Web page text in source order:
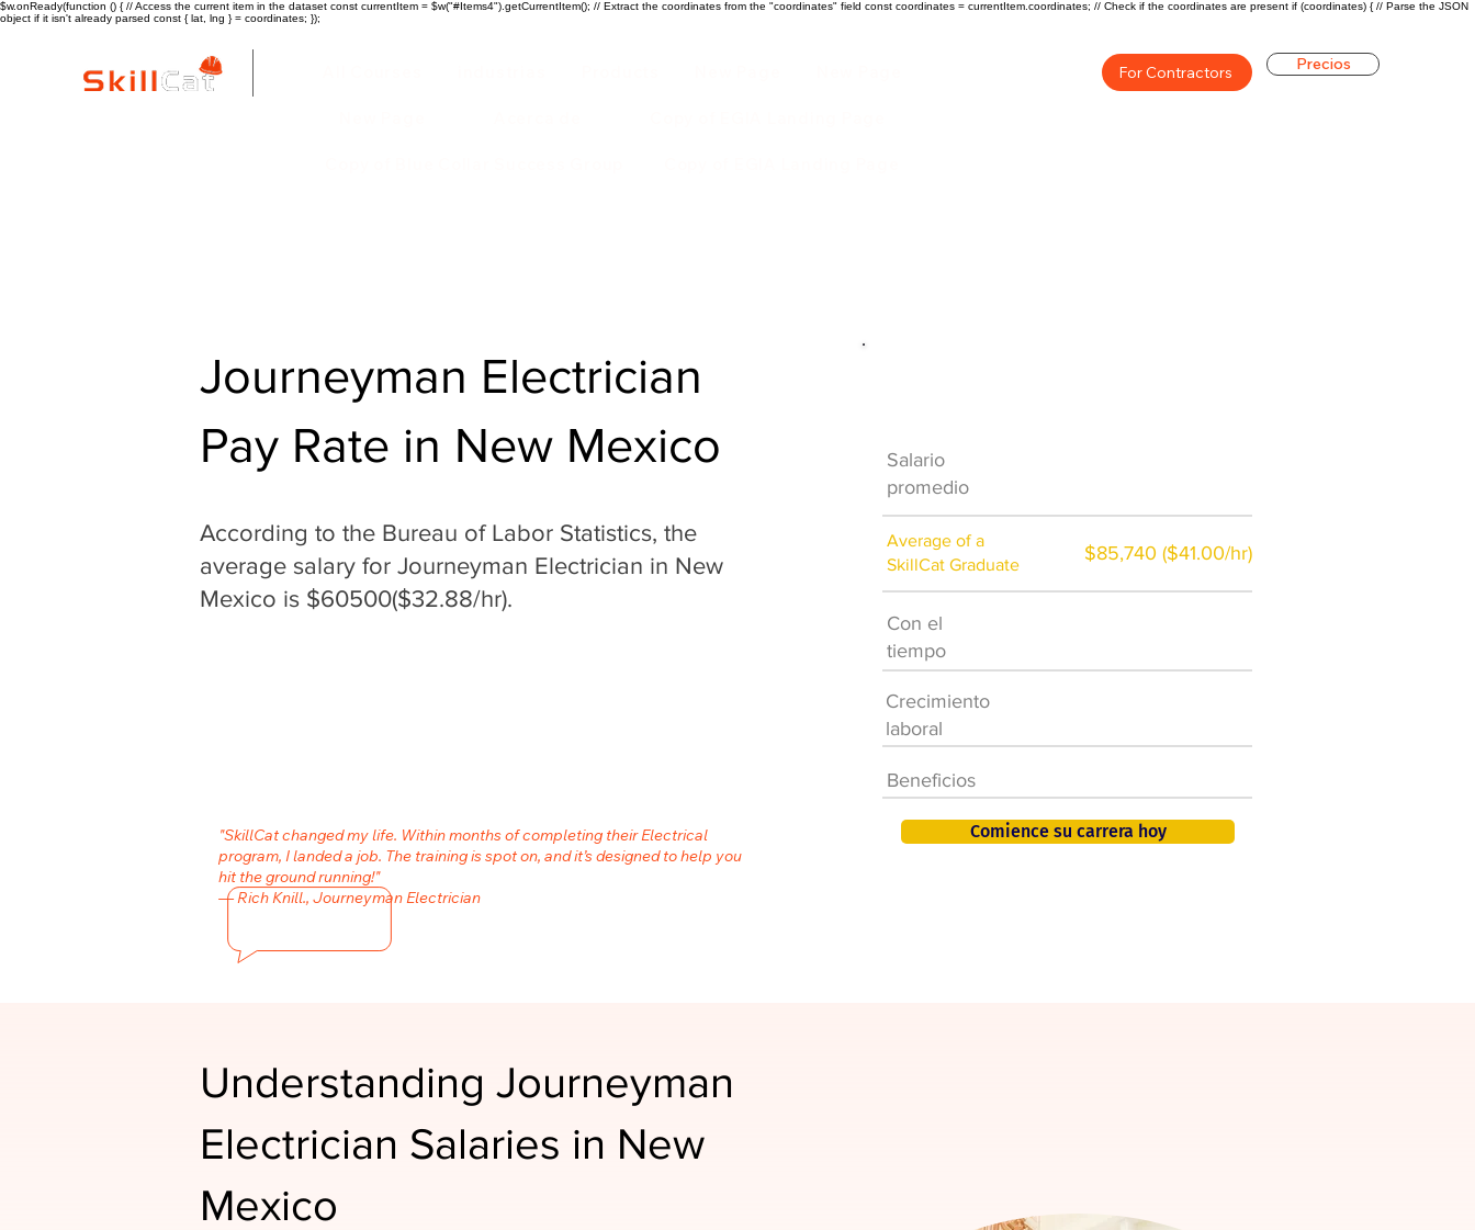
$w.onReady(function () { // Access the current item in the dataset const currentItem = $w("#Items4").getCurrentItem(); // Extract the coordinates from the "coordinates" field const coordinates = currentItem.coordinates; // Check if the coordinates are present if (coordinates) { // Parse the JSON
object if it isn't already parsed const { lat, lng } = coordinates; });
For Contractors Precios
Journeyman Electrician
Pay Rate in New Mexico
According to the Bureau of Labor Statistics, the
average salary for Journeyman Electrician in New
Mexico is $60500($32.88/hr).
"SkillCat changed my life. Within months of completing their Electrical
program, I landed a job. The training is spot on, and it’s designed to help you
hit the ground running!"
— Rich Knill., Journeyman Electrician
Salario
promedio
Average of a
SkillCat Graduate
$85,740 ($41.00/hr)
Con el
tiempo
Crecimiento
laboral
Beneficios
Comience su carrera hoy
Understanding Journeyman
Electrician Salaries in New
Mexico